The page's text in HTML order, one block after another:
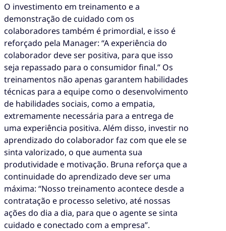
O investimento em treinamento e a
demonstração de cuidado com os
colaboradores também é primordial, e isso é
reforçado pela Manager: “A experiência do
colaborador deve ser positiva, para que isso
seja repassado para o consumidor final.” Os
treinamentos não apenas garantem habilidades
técnicas para a equipe como o desenvolvimento
de habilidades sociais, como a empatia,
extremamente necessária para a entrega de
uma experiência positiva. Além disso, investir no
aprendizado do colaborador faz com que ele se
sinta valorizado, o que aumenta sua
produtividade e motivação. Bruna reforça que a
continuidade do aprendizado deve ser uma
máxima: “Nosso treinamento acontece desde a
contratação e processo seletivo, até nossas
ações do dia a dia, para que o agente se sinta
cuidado e conectado com a empresa”.